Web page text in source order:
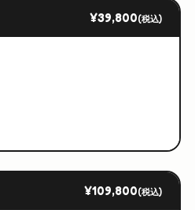
¥39,800(税込)
¥109,800(税込)